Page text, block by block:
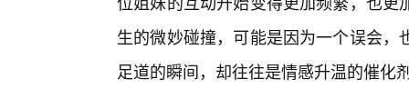
生的微妙碰撞，可能是因为一个误会
足道的瞬间，却往往是情感升温的催化